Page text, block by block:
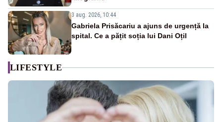
3 aug. 2026, 10:44
Gabriela Prisăcariu a ajuns de urgență la
spital. Ce a pățit soția lui Dani Oțil
LIFESTYLE